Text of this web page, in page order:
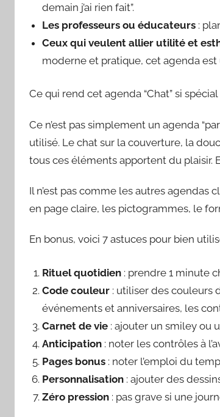
demain j’ai rien fait”.
Les professeurs ou éducateurs :
Ceux qui veulent allier utilité et
moderne et pratique, cet agenda est
Ce qui rend cet agenda “Chat” si spécial
Ce n’est pas simplement un agenda
utilisé. Le chat sur la couverture, la
tous ces éléments apportent du plaisir.
Il n’est pas comme les autres agendas
en page claire, les pictogrammes, le
En bonus, voici 7 astuces pour bien
Rituel quotidien : prendre 1 minute
Code couleur : utiliser des couleurs
événements et anniversaires, les
Carnet de vie : ajouter un smiley ou
Anticipation : noter les contrôles à
Pages bonus : noter l’emploi du
Personnalisation : ajouter des
Zéro pression : pas grave si une